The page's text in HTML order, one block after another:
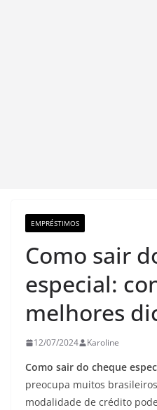
EMPRÉSTIMOS
Como sair
especial:
melhores
12/07/2024 Karoline
Como sair do cheque
preocupa muitos
modalidade de crédito